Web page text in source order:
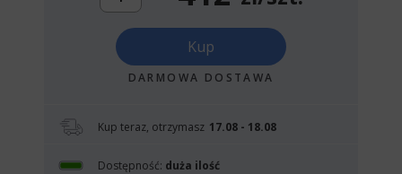
Kup
DARMOWA DOSTAWA
Kup teraz, otrzymasz 17.08 - 18.08
Dostępność: duża ilość